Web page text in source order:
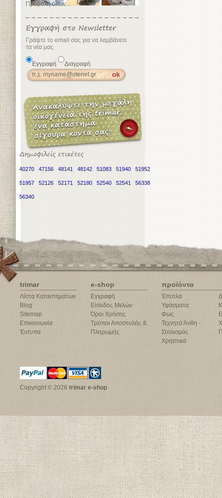
Προβολή όλων...
Γράψτε το email σας για να λαμβάνετε
τα νέα μας
Εγγραφή Διαγραφή
40270 47156 48141 48142 51083 51940 51952
51957 52126 52171 52180 52540 52541 56338
56340
trimar
Λίστα Καταστημάτων
Blog
Sitemap
Επικοινωνία
Έντυπα
e-shop
Εγγραφή
Είσοδος Μελών
Όροι Χρήσης
Τρόποι Αποστολής &
Πληρωμής
προϊόντα
Έπιπλα
Υφάσματα
Φως
Τεχνητά Άνθη -
Στολισμός
Χρηστικά
Copyright © 2026 trimar e-shop